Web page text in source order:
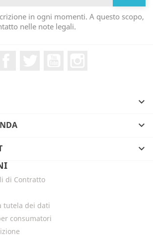
in ogni momenti. A questo scopo,
nelle note legali.



di Contratto
tutela dei dati
consumatori